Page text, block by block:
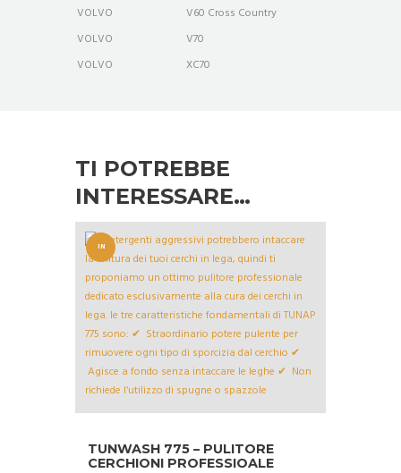
VOLVO
V60 Cross Country
VOLVO
V70
VOLVO
XC70
TI POTREBBE
INTERESSARE…
IN
OFFERT
A!
TUNWASH 775 – PULITORE
CERCHIONI PROFESSIOALE